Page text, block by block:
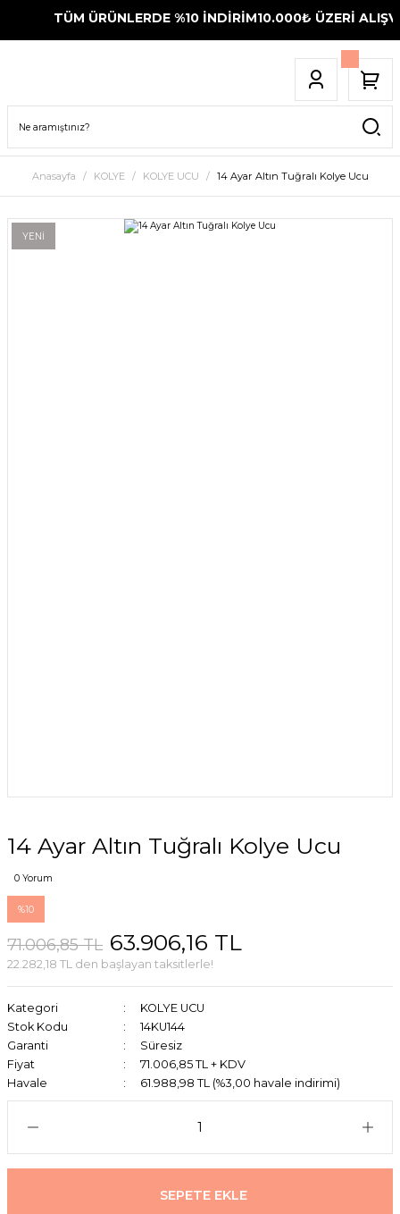
TÜM ÜRÜNLERDE %10 İNDİRİM10.000₺ ÜZERİ
Anasayfa KOLYE KOLYE UCU 14 Ayar Altın Tuğralı Kolye Ucu
YENİ
14 Ayar Altın Tuğralı Kolye Ucu
0 Yorum
%10
71.006,85 TL 63.906,16 TL
22.282,18 TL den başlayan taksitlerle!
Kategori
KOLYE UCU
Stok Kodu
14KU144
Garanti
Süresiz
Fiyat
71.006,85 TL + KDV
Havale
61.988,98 TL (%3,00 havale indirimi)
SEPETE EKLE